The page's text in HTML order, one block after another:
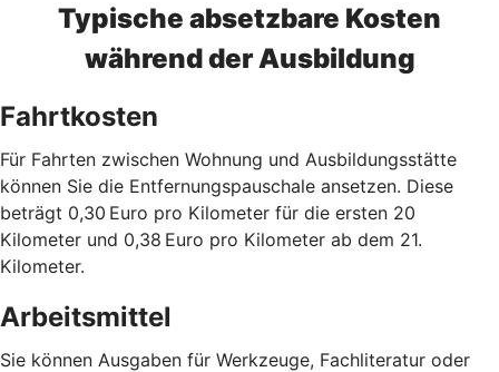
Typische absetzbare Kosten
während der Ausbildung
Fahrtkosten
Für Fahrten zwischen Wohnung und Ausbildungsstätte
können Sie die Entfernungspauschale ansetzen. Diese
beträgt 0,30 Euro pro Kilometer für die ersten 20
Kilometer und 0,38 Euro pro Kilometer ab dem 21.
Kilometer.
Arbeitsmittel
Sie können Ausgaben für Werkzeuge, Fachliteratur oder